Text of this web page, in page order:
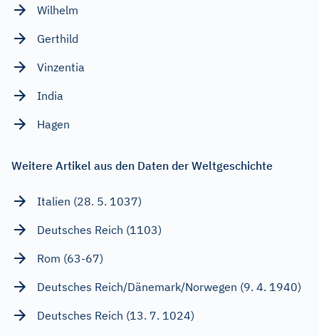
Wilhelm
Gerthild
Vinzentia
India
Hagen
Weitere Artikel aus den Daten der Weltgeschichte
Italien (28. 5. 1037)
Deutsches Reich (1103)
Rom (63-67)
Deutsches Reich/Dänemark/Norwegen (9. 4. 1940)
Deutsches Reich (13. 7. 1024)